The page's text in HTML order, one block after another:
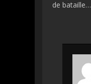
de bataille…